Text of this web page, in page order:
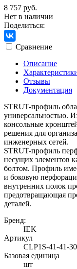
8 757 руб.
Нет в наличии
Поделиться:
Сравнение
Описание
Отзывы
Документация
STRUT-профиль
универсальностью.
консольные
решения для
инженерных сетей.
STRUT-профиль
несущих элементов
болтом. Профиль
и боковую
внутренних полок
предотвращающая
деталей.
Бренд:
IEK
Артикул
CLP1S-41-41-
Базовая единица
шт